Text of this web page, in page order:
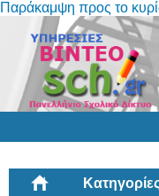
Παράκαμψη προς το